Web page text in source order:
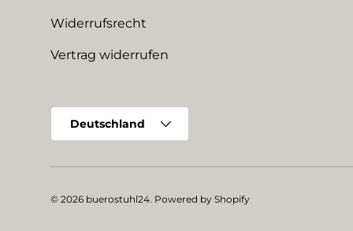
Widerrufsrecht
Vertrag widerrufen
Deutschland
© 2026 buerostuhl24. Powered by Shopify